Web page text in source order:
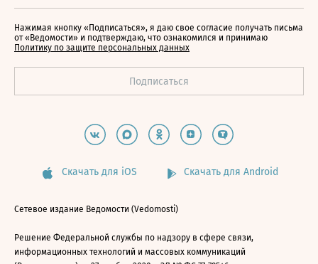
Нажимая кнопку «Подписаться», я даю свое согласие получать письма
от «Ведомости» и подтверждаю, что ознакомился и принимаю
Политику по защите персональных данных
Скачать для iOS Скачать для Android
Сетевое издание Ведомости (Vedomosti)
Решение Федеральной службы по надзору в сфере связи,
информационных технологий и массовых коммуникаций